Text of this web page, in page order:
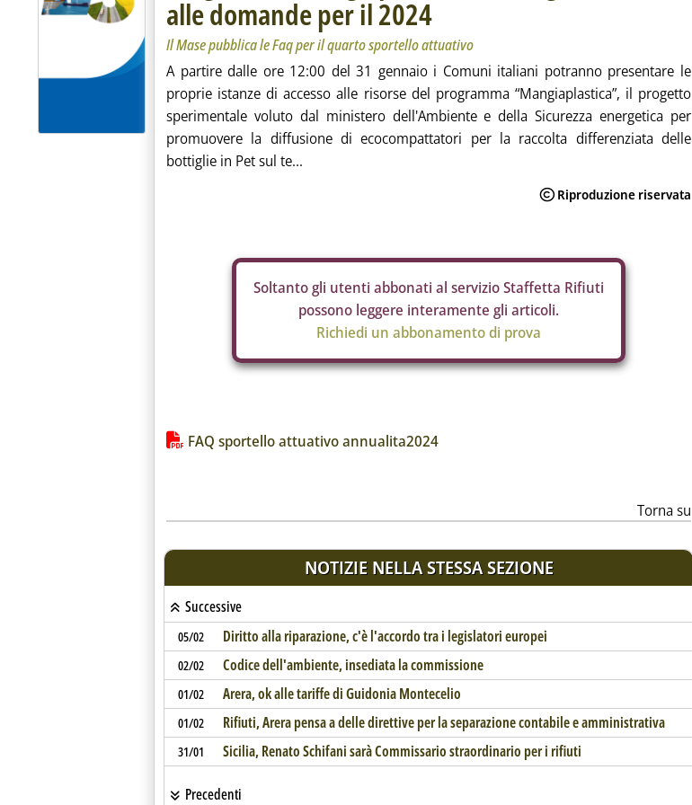
alle domande per il 2024
Il Mase pubblica le Faq per il quarto sportello attuativo
A partire dalle ore 12:00 del 31 gennaio i Comuni italiani potranno presentare le
proprie istanze di accesso alle risorse del programma “Mangiaplastica”, il progetto
sperimentale voluto dal ministero dell'Ambiente e della Sicurezza energetica per
promuovere la diffusione di ecocompattatori per la raccolta differenziata delle
bottiglie in Pet sul te...
Soltanto gli utenti abbonati al servizio Staffetta Rifiuti
possono leggere interamente gli articoli.
Richiedi un abbonamento di prova
Lista allegati PDF alla notizia
FAQ sportello attuativo annualita2024
Torna su
NOTIZIE NELLA STESSA SEZIONE
Successive
05/02 Diritto alla riparazione, c'è l'accordo tra i legislatori europei
02/02 Codice dell'ambiente, insediata la commissione
01/02 Arera, ok alle tariffe di Guidonia Montecelio
01/02 Rifiuti, Arera pensa a delle direttive per la separazione contabile e amministrativa
31/01 Sicilia, Renato Schifani sarà Commissario straordinario per i rifiuti
Precedenti